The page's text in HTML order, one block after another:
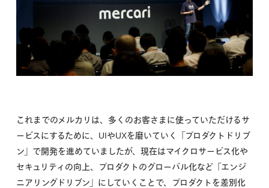
これまでのメルカリは、多くのお客さまに使っていただけるサ
ービスにするために、UIやUXを磨いていく「プロダクトドリブ
ン」で開発を進めていましたが、現在はマイクロサービス化や
セキュリティの向上、プロダクトのグローバル化など「エンジ
ニアリングドリブン」にしていくことで、プロダクトを差別化